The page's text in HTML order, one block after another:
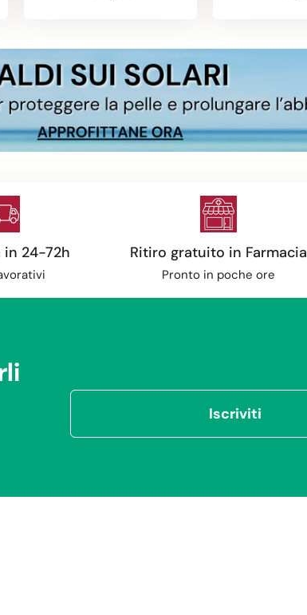
in 24-72h Ritiro gratuito in Farmacia
Pronto in poche ore
Iscriviti